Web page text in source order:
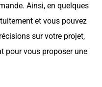
Ainsi, en quelques
et vous pouvez
sur votre projet,
pour vous proposer une